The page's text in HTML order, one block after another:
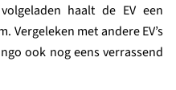
haalt de EV een
Vergeleken met andere EV’s
ook nog eens verrassend